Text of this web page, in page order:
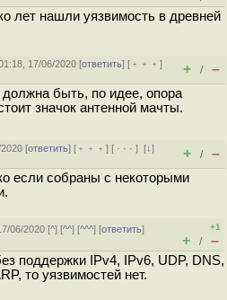
лет нашли уязвимость в древней
17/06/2020 [ответить] [ ﹢﹢﹢]
+ / –
быть, по идее, опора
значок антенной мачты.
[ответить] [ ﹢﹢﹢] [ · · ·][↓]
+ / –
если собраны с некоторыми
06/2020 [^] [^^] [^^^] [ответить]
+1
+ / –
поддержки IPv4, IPv6, UDP, DNS,
то уязвимостей нет.